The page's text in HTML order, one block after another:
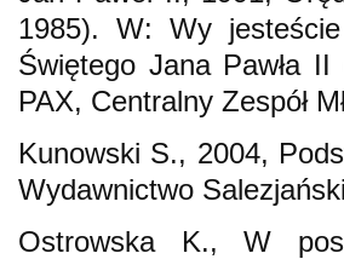
1985). W: Wy
Świętego Jana Pawła
PAX, Centralny Zespół
Kunowski S., 2004,
Wydawnictwo
Ostrowska K., W